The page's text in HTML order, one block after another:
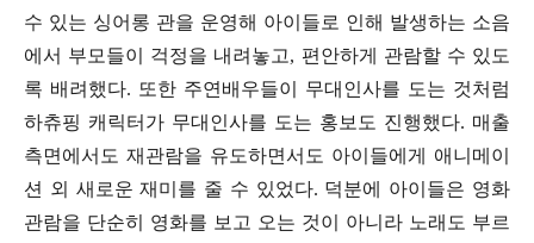
수 있는 싱어롱 관을 운영해 아이들로 인해 발생하는 소음
에서 부모들이 걱정을 내려놓고, 편안하게 관람할 수 있도
록 배려했다. 또한 주연배우들이 무대인사를 도는 것처럼
하츄핑 캐릭터가 무대인사를 도는 홍보도 진행했다. 매출
측면에서도 재관람을 유도하면서도 아이들에게 애니메이
션 외 새로운 재미를 줄 수 있었다. 덕분에 아이들은 영화
관람을 단순히 영화를 보고 오는 것이 아니라 노래도 부르